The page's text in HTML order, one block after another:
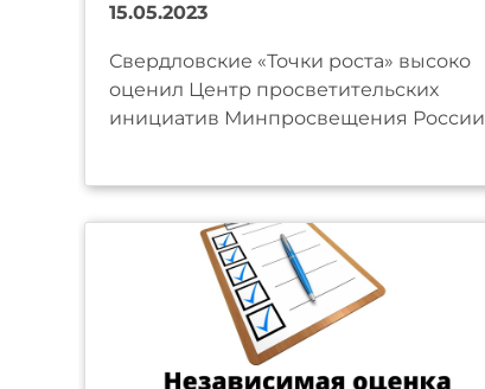
15.05.2023
Свердловские «Точки роста» высоко
оценил Центр просветительских
инициатив Минпросвещения России